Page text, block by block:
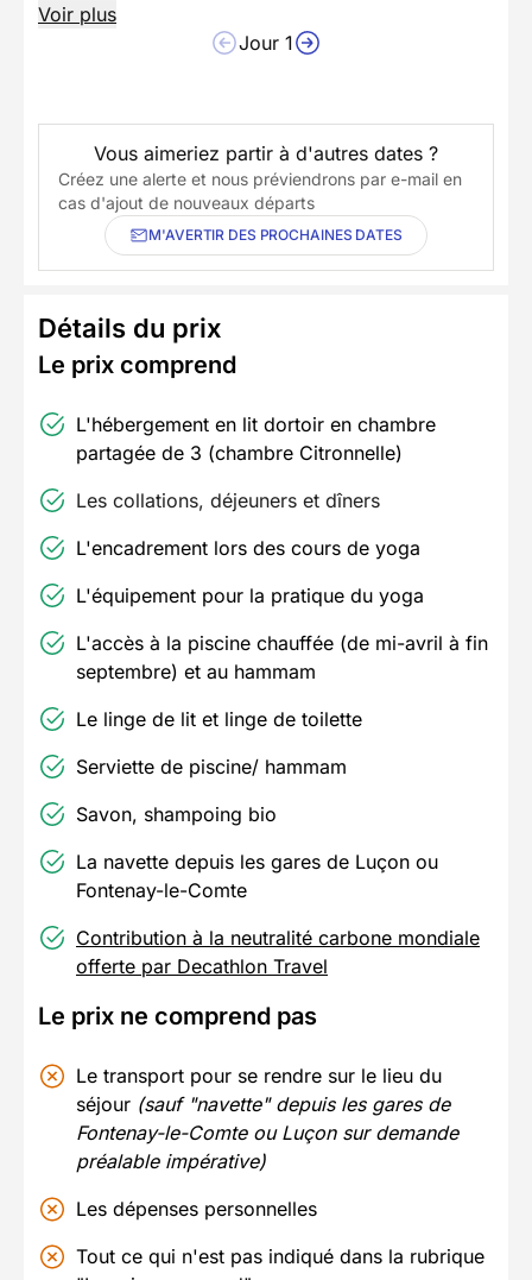
Voir plus
Jour 1
Vous aimeriez partir à d'autres dates ?
Créez une alerte et nous préviendrons par e-mail en
cas d'ajout de nouveaux départs
M'AVERTIR DES PROCHAINES DATES
Détails du prix
Le prix comprend
L'hébergement en lit dortoir en chambre
partagée de 3 (chambre Citronnelle)
Les collations, déjeuners et dîners
L'encadrement lors des cours de yoga
L'équipement pour la pratique du yoga
L'accès à la piscine chauffée (de mi-avril à fin
septembre) et au hammam
Le linge de lit et linge de toilette
Serviette de piscine/ hammam
Savon, shampoing bio
La navette depuis les gares de Luçon ou
Fontenay-le-Comte
Contribution à la neutralité carbone mondiale
offerte par Decathlon Travel
Le prix ne comprend pas
Le transport pour se rendre sur le lieu du
séjour (sauf "navette" depuis les gares de
Fontenay-le-Comte ou Luçon sur demande
préalable impérative)
Les dépenses personnelles
Tout ce qui n'est pas indiqué dans la rubrique